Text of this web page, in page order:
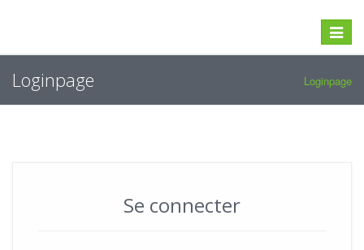
Toggle
Loginpage Loginpage
Se connecter